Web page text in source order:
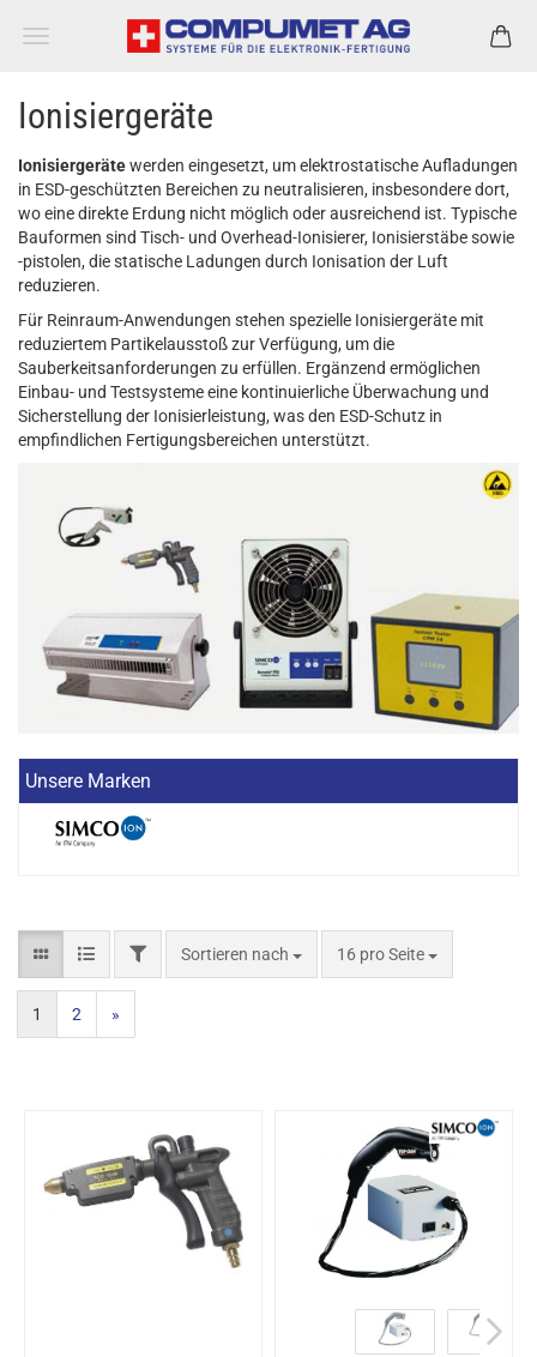
Ionisiergeräte
Ionisiergerätewerden eingesetzt, um elektrostatische Aufladungen
in ESD-geschützten Bereichen zu neutralisieren, insbesondere dort,
wo eine direkte Erdung nicht möglich oder ausreichend ist. Typische
Bauformen sind Tisch- und Overhead-Ionisierer, Ionisierstäbe sowie
-pistolen, die statische Ladungen durch Ionisation der Luft
reduzieren.
Für Reinraum-Anwendungen stehen spezielle Ionisiergeräte mit
reduziertem Partikelausstoß zur Verfügung, um die
Sauberkeitsanforderungen zu erfüllen. Ergänzend ermöglichen
Einbau- und Testsysteme eine kontinuierliche Überwachung und
Sicherstellung der Ionisierleistung, was den ESD-Schutz in
empfindlichen Fertigungsbereichen unterstützt.
Unsere Marken
Sortieren nach 16 pro Seite
1 2 »